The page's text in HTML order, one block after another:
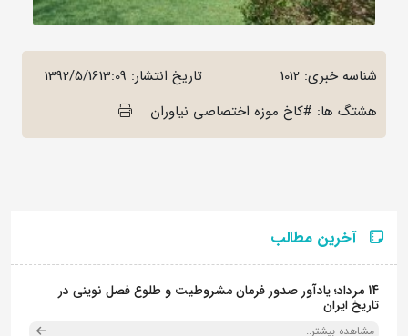
شناسه خبری: 1012 تاریخ انتشار: 1392/5/1613:09
هشتگ ها: #کاخ موزه اختصاصی نیاوران
آخرین مطالب
14 مرداد؛ یادآور صدور فرمان مشروطیت و طلوع فصل نوینی در
تاریخ ایران
مشاهده بیشتر..